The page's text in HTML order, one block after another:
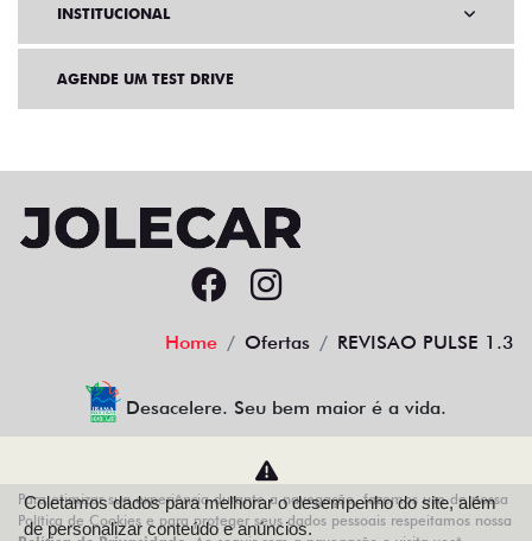
INSTITUCIONAL
AGENDE UM TEST DRIVE
Home Ofertas REVISAO PULSE 1.3
Desacelere. Seu bem maior é a vida.
AZZURRA VEICULOS LTDA
Para otimizar sua experiência durante a navegação, fazemos uso de nossa
Política de Cookies e para proteger seus dados pessoais respeitamos nossa
Coletamos dados para melhorar o desempenho do site, além
de personalizar conteúdo e anúncios.